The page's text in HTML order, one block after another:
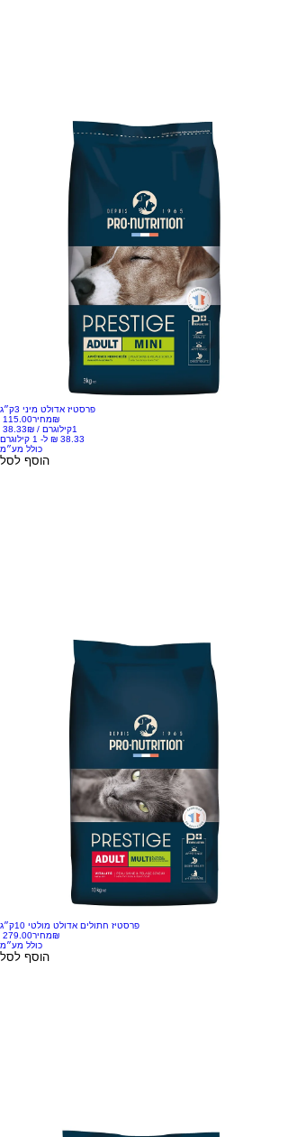
פרסטיז אדולט מיני 3ק״ג
מחיר‏115.00 ‏₪
‏38.33 ‏₪ /
1קילוגרם
כולל מע״מ
הוסף לסל
פרסטיז חתולים אדולט מולטי 10ק״ג
מחיר‏279.00 ‏₪
כולל מע״מ
הוסף לסל